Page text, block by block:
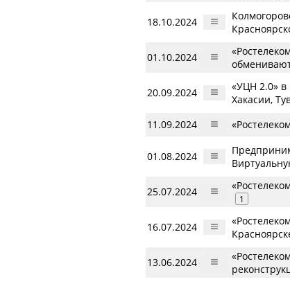
18.10.2024
01.10.2024
20.09.2024
«УЦН 2.0»
Хакасии,
11.09.2024
01.08.2024
25.07.2024
1
16.07.2024
13.06.2024